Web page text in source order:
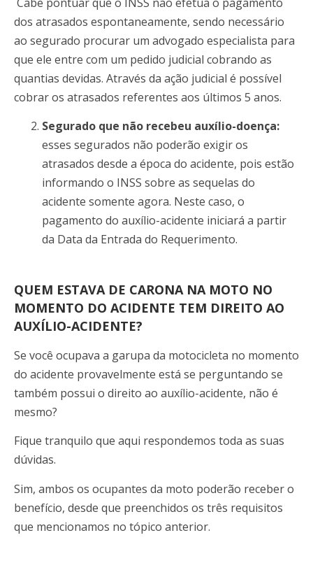
dos atrasados espontaneamente, sendo necessário
ao segurado procurar um advogado especialista para
que ele entre com um pedido judicial cobrando as
quantias devidas. Através da ação judicial é possível
cobrar os atrasados referentes aos últimos 5 anos.
Segurado que não recebeu auxílio-doença:
esses segurados não poderão exigir os
atrasados desde a época do acidente, pois estão
informando o INSS sobre as sequelas do
acidente somente agora. Neste caso, o
pagamento do auxílio-acidente iniciará a partir
da Data da Entrada do Requerimento.
QUEM ESTAVA DE CARONA NA MOTO NO
MOMENTO DO ACIDENTE TEM DIREITO AO
AUXÍLIO-ACIDENTE?
Se você ocupava a garupa da motocicleta no momento
do acidente provavelmente está se perguntando se
também possui o direito ao auxílio-acidente, não é
mesmo?
Fique tranquilo que aqui respondemos toda as suas
dúvidas.
Sim, ambos os ocupantes da moto poderão receber o
benefício, desde que preenchidos os três requisitos
que mencionamos no tópico anterior.